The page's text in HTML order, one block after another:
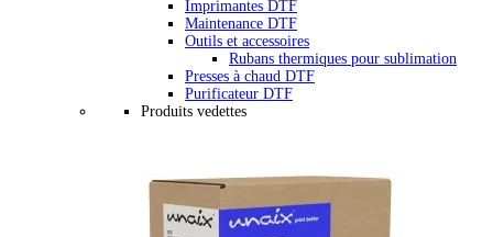
Imprimantes DTF
Maintenance DTF
Outils et accessoires
Rubans thermiques pour sublimation
Presses à chaud DTF
Purificateur DTF
Produits vedettes